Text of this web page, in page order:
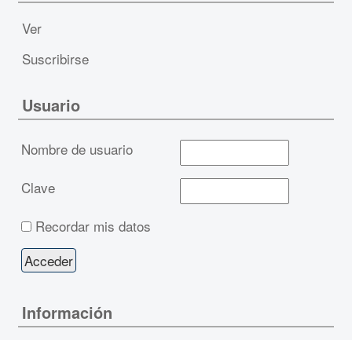
Ver
Suscribirse
Usuario
Nombre de usuario
Clave
Recordar mis datos
Información